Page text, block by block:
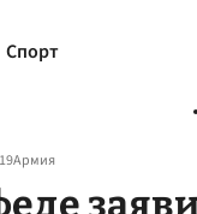
Спорт
Армия